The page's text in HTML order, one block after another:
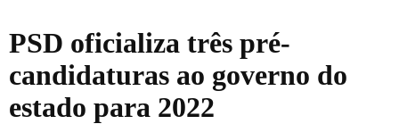
PSD oficializa três pré-
candidaturas ao governo do
estado para 2022